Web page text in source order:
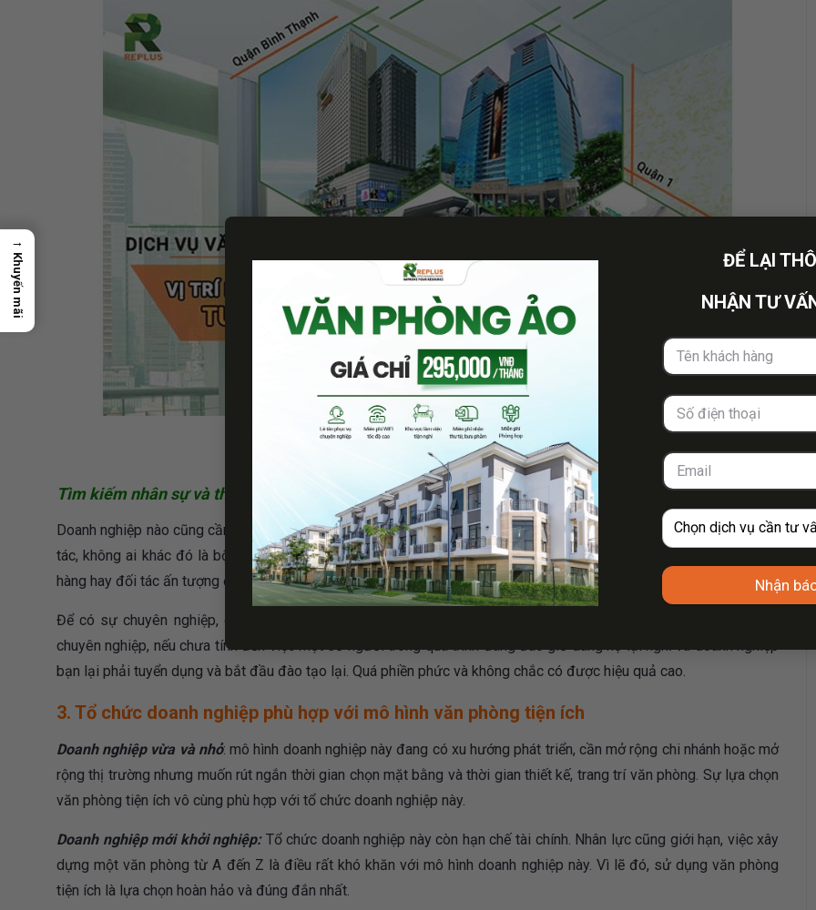
ĐỂ LẠI
NHẬN TƯ
Nhận
Văn phòng tiện ích tại những tòa nhà hạng A
Tìm kiếm nhân sự và thời gian đào tạo
Doanh nghiệp nào cũng cần có bộ phận nhân sự đại diện bộ mặt của doanh nghiệp để đón tiếp khách hàng hay đối
tác, không ai khác đó là bộ phận lễ tân. Đội ngũ lễ tân vô cùng quan trọng cũng là bước đầu tiên mà khiến khách
hàng hay đối tác ấn tượng đẹp với doanh nghiệp.
Để có sự chuyên nghiệp, doanh nghiệp bạn cần phải bỏ thời gian và chi phí để đào tạo đội ngũ này một cách
chuyên nghiệp, nếu chưa tính đến việc một số người trong quá trình đang đào giở dang họ lại nghỉ và doanh nghiệp
bạn lại phải tuyển dụng và bắt đầu đào tạo lại. Quá phiền phức và không chắc có được hiệu quả cao.
3. Tổ chức doanh nghiệp phù hợp với mô hình văn phòng tiện ích
Doanh nghiệp vừa và nhỏ: mô hình doanh nghiệp này đang có xu hướng phát triển, cần mở rộng chi nhánh hoặc mở
rộng thị trường nhưng muốn rút ngắn thời gian chọn mặt bằng và thời gian thiết kế, trang trí văn phòng. Sự lựa chọn
văn phòng tiện ích vô cùng phù hợp với tổ chức doanh nghiệp này.
Doanh nghiệp mới khởi nghiệp:Tổ chức doanh nghiệp này còn hạn chế tài chính. Nhân lực cũng giới hạn, việc xây
dựng một văn phòng từ A đến Z là điều rất khó khăn với mô hình doanh nghiệp này. Vì lẽ đó, sử dụng văn phòng
tiện ích là lựa chọn hoàn hảo và đúng đắn nhất.
→
Khuyến mãi